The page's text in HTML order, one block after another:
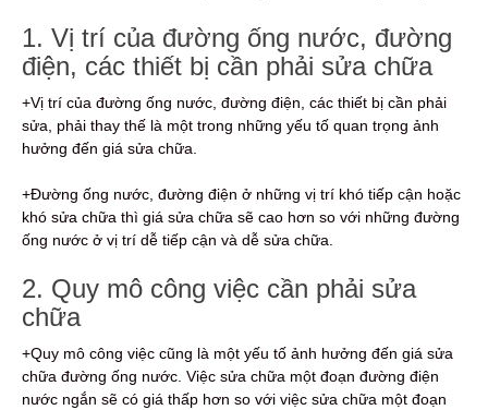
1. Vị trí của đường ống nước, đường
điện, các thiết bị cần phải sửa chữa
+Vị trí của đường ống nước, đường điện, các thiết bị cần phải
sửa, phải thay thế là một trong những yếu tố quan trọng ảnh
hưởng đến giá sửa chữa.
+Đường ống nước, đường điện ở những vị trí khó tiếp cận hoặc
khó sửa chữa thì giá sửa chữa sẽ cao hơn so với những đường
ống nước ở vị trí dễ tiếp cận và dễ sửa chữa.
2. Quy mô công việc cần phải sửa
chữa
+Quy mô công việc cũng là một yếu tố ảnh hưởng đến giá sửa
chữa đường ống nước. Việc sửa chữa một đoạn đường điện
nước ngắn sẽ có giá thấp hơn so với việc sửa chữa một đoạn